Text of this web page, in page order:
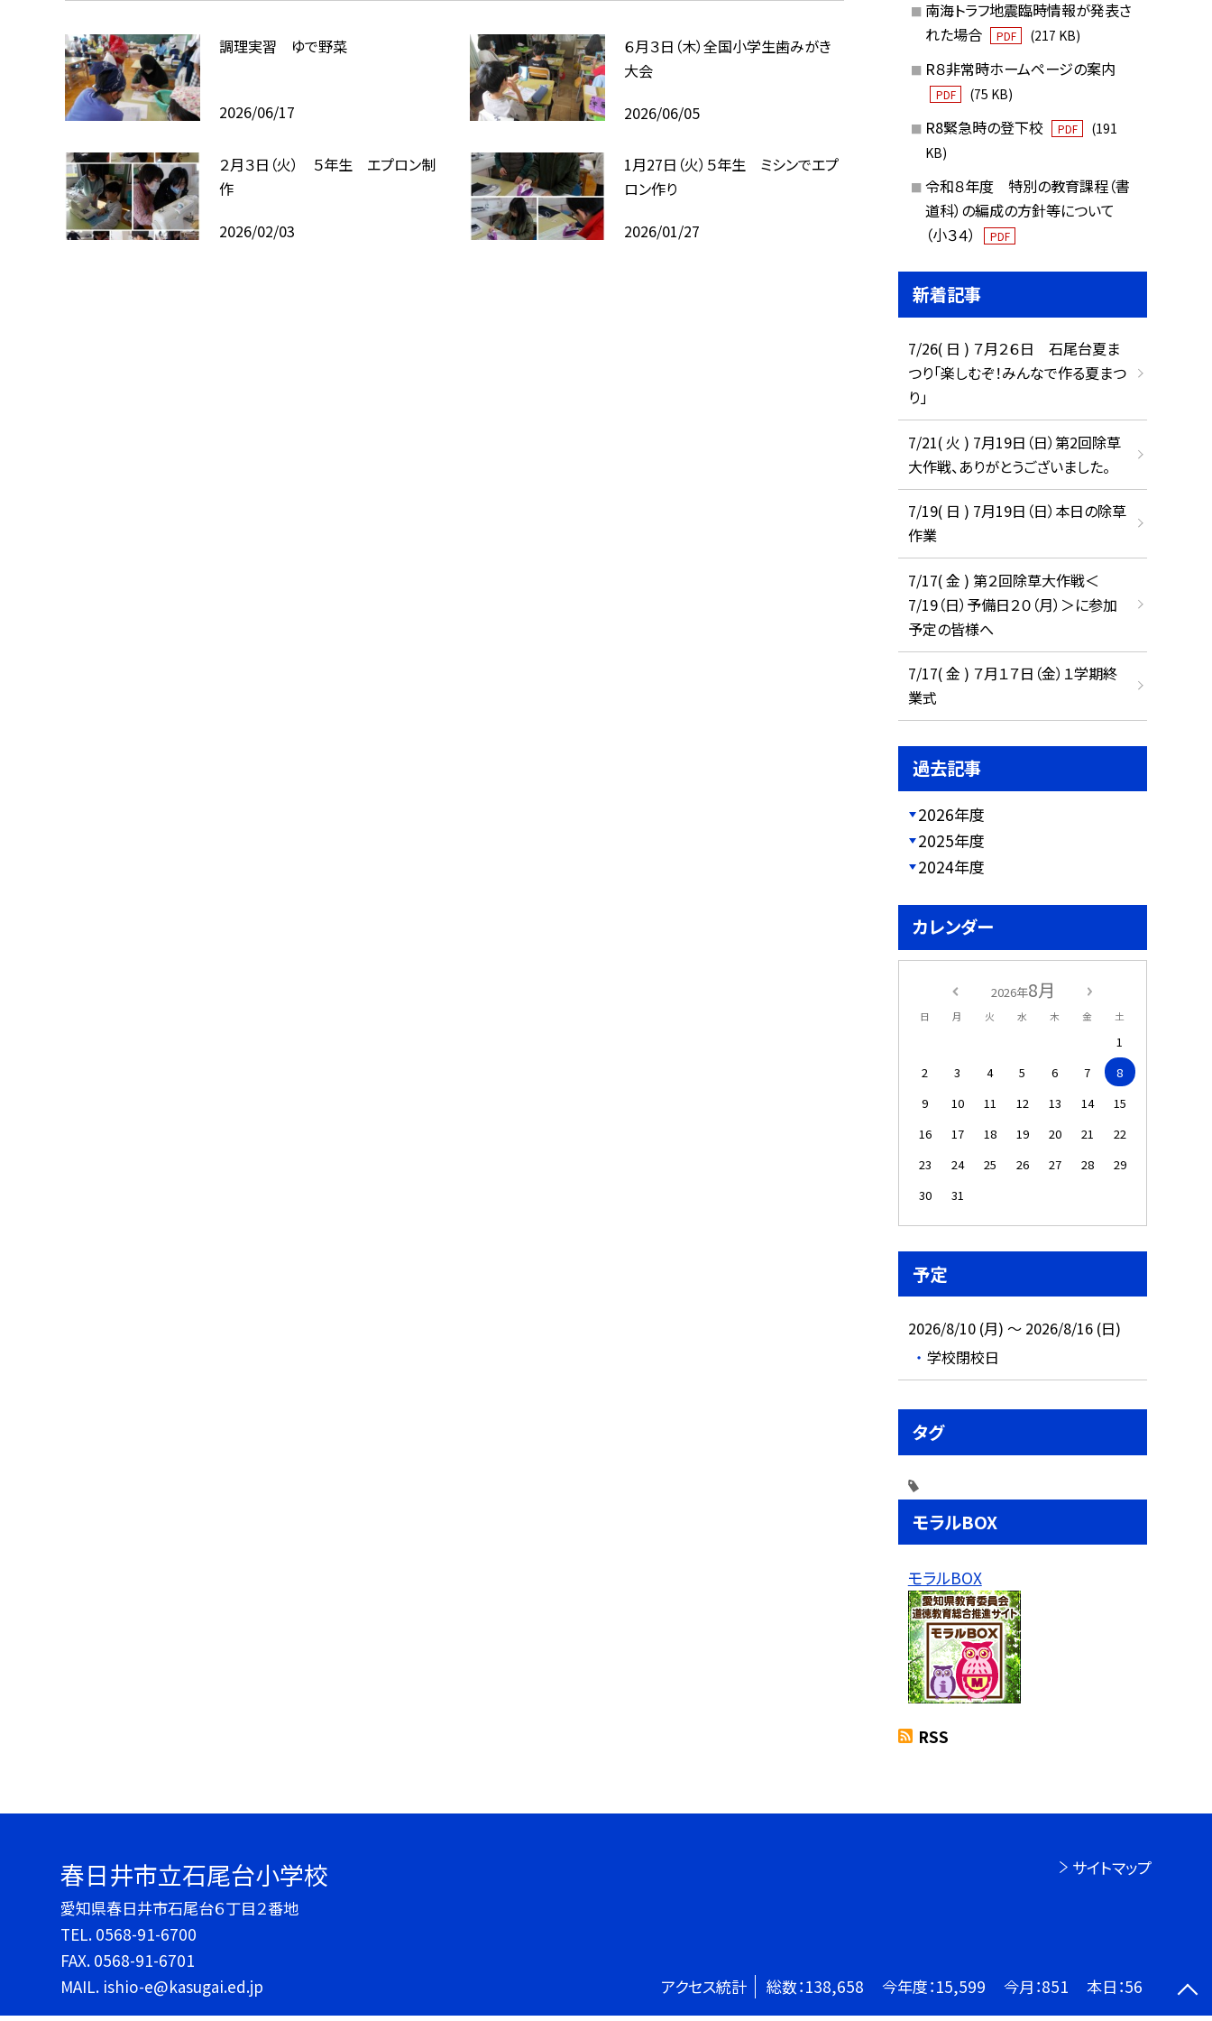
調理実習 ゆで野菜
2026/06/17
６月３日（木）全国小学生歯みがき
大会
2026/06/05
２月３日（火） ５年生 エプロン制
作
2026/02/03
1月27日（火）５年生 ミシンでエプ
ロン作り
2026/01/27
南海トラフ地震臨時情報が発表さ
れた場合
PDF (217 KB)
R８非常時ホームページの案内
PDF (75 KB)
R8緊急時の登下校 PDF
(191
KB)
令和８年度 特別の教育課程（書
道科）の編成の方針等について
（小３４）
PDF
新着記事
7/26( 日 ) ７月２６日 石尾台夏ま
つり「楽しむぞ！みんなで作る夏まつ
り」
7/21( 火 ) 7月19日（日）第2回除草
大作戦、ありがとうございました。
7/19( 日 ) 7月19日（日）本日の除草
作業
7/17( 金 ) 第２回除草大作戦＜
7/19（日）予備日２０（月）＞に参加
予定の皆様へ
7/17( 金 ) ７月１７日（金）１学期終
業式
過去記事
2026年度
2025年度
2024年度
カレンダー
2026年8月
日 月 火 水 木 金 土
1
2
3 4 5 6 7
8
9
10 11 12 13 14
15
16
17 18 19 20 21
22
23
24 25 26 27 28
29
30
31
予定
2026/8/10 (月) ～ 2026/8/16 (日)
学校閉校日
タグ
モラルBOX
モラルBOX
RSS
春日井市立石尾台小学校
愛知県春日井市石尾台６丁目２番地
TEL. 0568-91-6700
FAX. 0568-91-6701
MAIL. ishio-e@kasugai.ed.jp
サイトマップ
アクセス統計 総数：138,658 今年度：15,599 今月：851 本日：56